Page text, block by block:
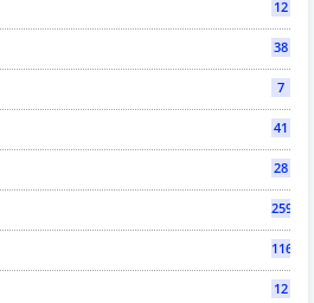
12
38
7
41
28
2597
116
12